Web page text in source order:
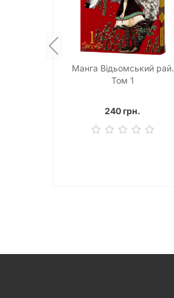
Манга Відьомський рай.
Том 1
240 грн.